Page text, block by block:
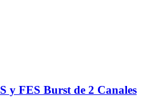
y FES Burst de 2 Canales